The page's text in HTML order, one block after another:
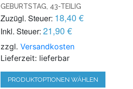
GEBURTSTAG, 43-TEILIG
Zuzügl. Steuer: 18,40 €
Inkl. Steuer: 21,90 €
zzgl.Versandkosten
Lieferzeit: lieferbar
PRODUKTOPTIONEN WÄHLEN